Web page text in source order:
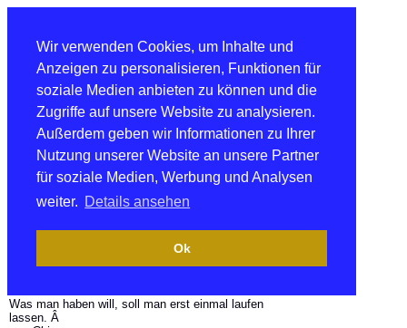
Wir verwenden Cookies, um Inhalte und
Anzeigen zu personalisieren, Funktionen für
soziale Medien anbieten zu können und die
Zugriffe auf unsere Website zu analysieren.
Außerdem geben wir Informationen zu Ihrer
Nutzung unserer Website an unsere Partner
für soziale Medien, Werbung und Analysen
weiter. Details ansehen
Ok
Was man haben will, soll man erst einmal laufen
lassen. Â